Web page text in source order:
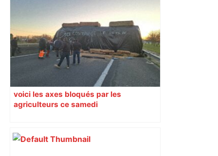
voici les axes bloqués par les
agriculteurs ce samedi